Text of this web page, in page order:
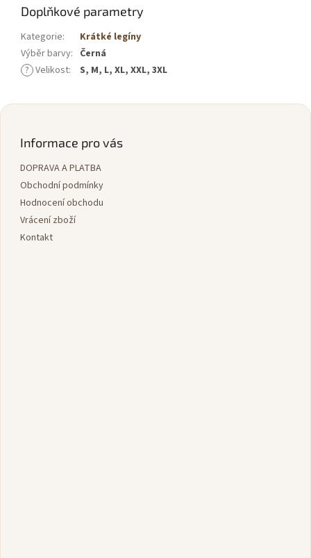
Doplňkové parametry
Kategorie:
Krátké legíny
Výběr barvy: Černá
? Velikost: S, M, L, XL, XXL, 3XL
Z
Informace pro vás
DOPRAVA A PLATBA
Obchodní podmínky
Hodnocení obchodu
Vrácení zboží
Kontakt